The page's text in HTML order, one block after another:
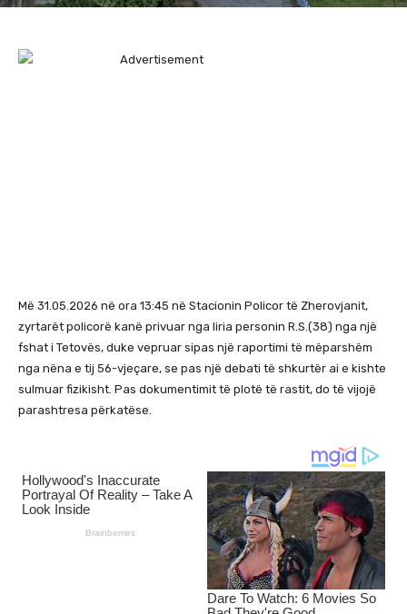
​Më 31.05.2026 në ora 13:45 në Stacionin Policor të Zherovjanit,
zyrtarët policorë kanë privuar nga liria personin R.S.(38) nga një
fshat i Tetovës, duke vepruar sipas një raportimi të mëparshëm
nga nëna e tij 56-vjeçare, se pas një debati të shkurtër ai e kishte
sulmuar fizikisht. Pas dokumentimit të plotë të rastit, do të vijojë
parashtresa përkatëse.